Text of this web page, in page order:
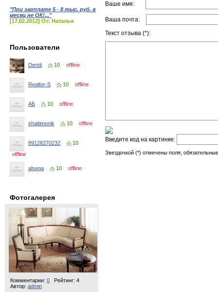
"При зарплате 5 - 8 тыс. руб. в
месяц не ОК!..."
[17.02.2012] От: Наталья
Пользователи
Dendi 10 offline
Realtor-S 10 offline
АБ 10 offline
shaitimonik 10 offline
89128270232
10
offline
alsega 10 offline
Фотогалерея
Комментарии: 0
Рейтинг: 4
Автор: admin
Ваше имя:
Ваша почта:
Текст отзыва (*):
Введите код на картинке:
Звездочкой (*) отмечены поля,